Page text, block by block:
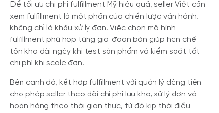
Để tối ưu chi phí fulfillment Mỹ hiệu quả, seller Việt cần
xem fulfillment là một phần của chiến lược vận hành,
không chỉ là khâu xử lý đơn. Việc chọn mô hình
fulfillment phù hợp từng giai đoạn bán giúp hạn chế
tồn kho dài ngày khi test sản phẩm và kiểm soát tốt
chi phí khi scale đơn.
Bên cạnh đó, kết hợp fulfillment với quản lý dòng tiền
cho phép seller theo dõi chi phí lưu kho, xử lý đơn và
hoàn hàng theo thời gian thực, từ đó kịp thời điều